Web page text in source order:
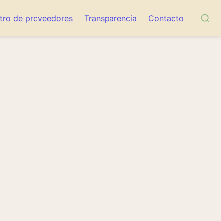
de proveedores Transparencia Contacto